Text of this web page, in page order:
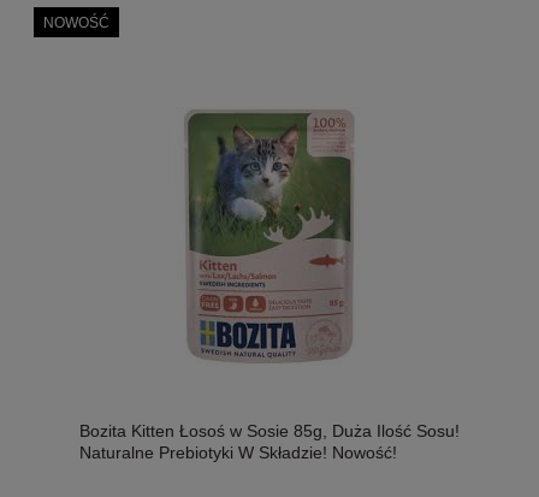
Bozita Kitten Łosoś w Sosie 85g, Duża Ilość Sosu!
Naturalne Prebiotyki W Składzie! Nowość!
NOWOŚĆ